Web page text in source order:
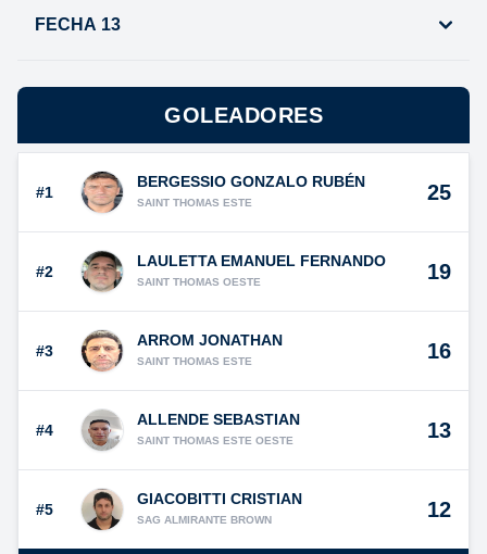
FECHA 13
GOLEADORES
#1
BERGESSIO GONZALO RUBÉN
SAINT THOMAS ESTE 25
#2
LAULETTA EMANUEL FERNANDO
SAINT THOMAS OESTE 19
#3
ARROM JONATHAN
SAINT THOMAS ESTE 16
#4
ALLENDE SEBASTIAN
SAINT THOMAS ESTE OESTE 13
#5
GIACOBITTI CRISTIAN
SAG ALMIRANTE BROWN 12